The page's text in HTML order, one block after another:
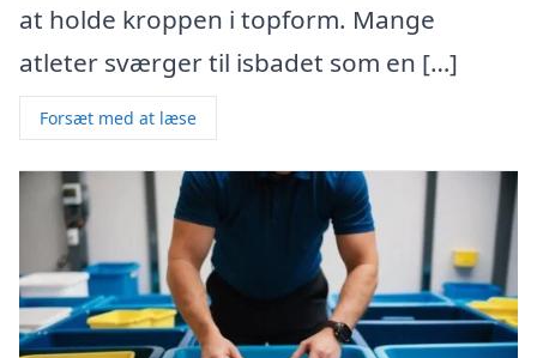
at holde kroppen i topform. Mange
atleter sværger til isbadet som en […]
Forsæt med at læse